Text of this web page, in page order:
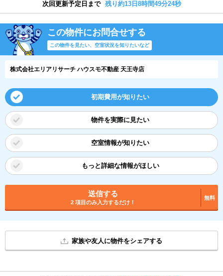
次回更新予定日まで 残り約13日8時間49分23秒
この物件にお問合せする
この物件を見たい、空室状況を知りたいなど
株式会社エリアリサーチ ハウスモ不動産 天王寺店
初期費用が知りたい
物件を実際に見たい
空室情報が知りたい
もっと詳細な情報がほしい
送信する
2 項目のみ入力するだけ！
無料
家族や友人に物件をシェアする